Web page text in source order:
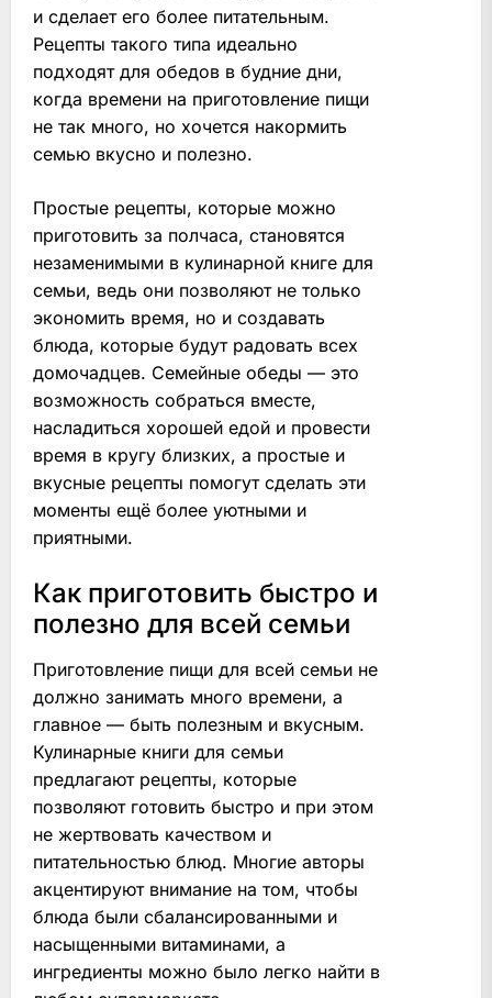
и сделает его более питательным.
Рецепты такого типа идеально
подходят для обедов в будние дни,
когда времени на приготовление пищи
не так много, но хочется накормить
семью вкусно и полезно.
Простые рецепты, которые можно
приготовить за полчаса, становятся
незаменимыми в кулинарной книге для
семьи, ведь они позволяют не только
экономить время, но и создавать
блюда, которые будут радовать всех
домочадцев. Семейные обеды — это
возможность собраться вместе,
насладиться хорошей едой и провести
время в кругу близких, а простые и
вкусные рецепты помогут сделать эти
моменты ещё более уютными и
приятными.
Как приготовить быстро и
полезно для всей семьи
Приготовление пищи для всей семьи не
должно занимать много времени, а
главное — быть полезным и вкусным.
Кулинарные книги для семьи
предлагают рецепты, которые
позволяют готовить быстро и при этом
не жертвовать качеством и
питательностью блюд. Многие авторы
акцентируют внимание на том, чтобы
блюда были сбалансированными и
насыщенными витаминами, а
ингредиенты можно было легко найти в